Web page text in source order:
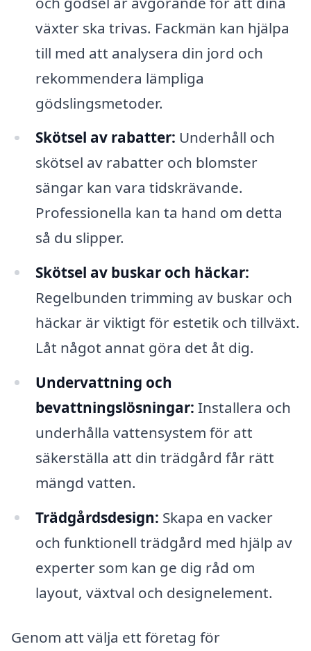
växter ska trivas. Fackmän kan hjälpa
till med att analysera din jord och
rekommendera lämpliga
gödslingsmetoder.
Skötsel av rabatter: Underhåll och
skötsel av rabatter och blomster
sängar kan vara tidskrävande.
Professionella kan ta hand om detta
så du slipper.
Skötsel av buskar och häckar:
Regelbunden trimming av buskar och
häckar är viktigt för estetik och tillväxt.
Låt något annat göra det åt dig.
Undervattning och
bevattningslösningar: Installera och
underhålla vattensystem för att
säkerställa att din trädgård får rätt
mängd vatten.
Trädgårdsdesign: Skapa en vacker
och funktionell trädgård med hjälp av
experter som kan ge dig råd om
layout, växtval och designelement.
Genom att välja ett företag för